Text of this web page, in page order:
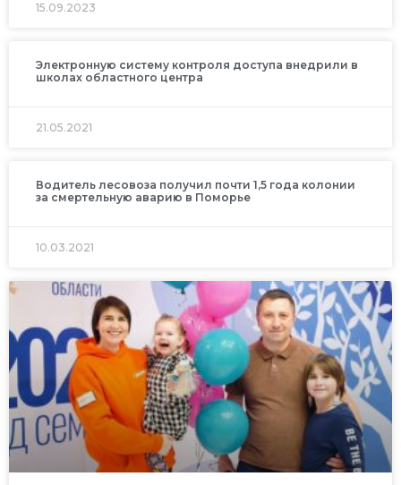
15.09.2023
Электронную систему контроля доступа внедрили в
школах областного центра
21.05.2021
Водитель лесовоза получил почти 1,5 года колонии
за смертельную аварию в Поморье
10.03.2021